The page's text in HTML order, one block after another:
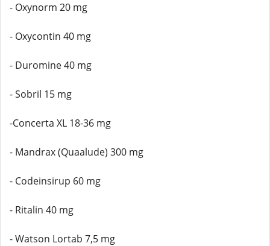
- Oxynorm 20 mg
- Oxycontin 40 mg
- Duromine 40 mg
- Sobril 15 mg
-Concerta XL 18-36 mg
- Mandrax (Quaalude) 300 mg
- Codeinsirup 60 mg
- Ritalin 40 mg
- Watson Lortab 7,5 mg